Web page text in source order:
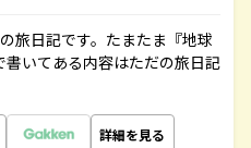
旅日記です。たまたま『地球
いてある内容はただの旅日記
詳細を見る